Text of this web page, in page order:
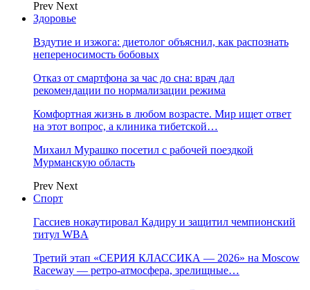
Prev Next
Здоровье
Вздутие и изжога: диетолог объяснил, как распознать
непереносимость бобовых
Отказ от смартфона за час до сна: врач дал
рекомендации по нормализации режима
Комфортная жизнь в любом возрасте. Мир ищет ответ
на этот вопрос, а клиника тибетской…
Михаил Мурашко посетил с рабочей поездкой
Мурманскую область
Prev Next
Спорт
Гассиев нокаутировал Кадиру и защитил чемпионский
титул WBA
Третий этап «СЕРИЯ КЛАССИКА — 2026» на Moscow
Raceway — ретро‑атмосфера, зрелищные…